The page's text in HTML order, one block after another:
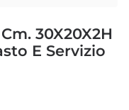
30X20X2H
E Servizio